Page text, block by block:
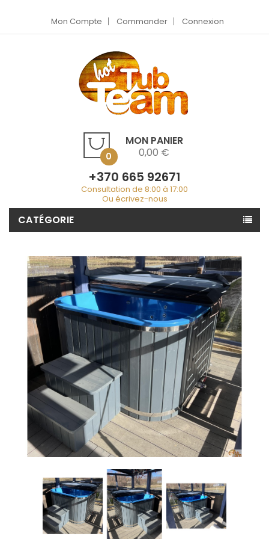
Mon Compte Commander Connexion
MON PANIER
0 0,00 €
+370 665 92671
Consultation de 8:00 à 17:00
Ou écrivez-nous
CATÉGORIE